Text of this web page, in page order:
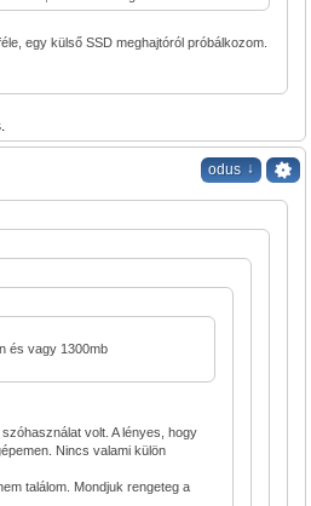
egy külső SSD meghajtóról próbálkozom.
odus ↓
és vagy 1300mb
volt. A lényes, hogy
Nincs valami külön
találom. Mondjuk rengeteg a